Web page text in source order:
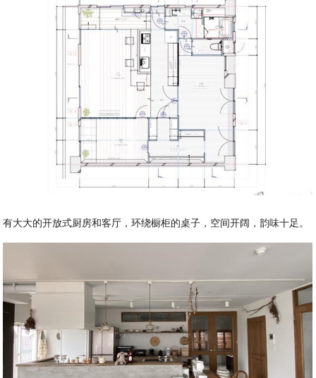
有大大的开放式厨房和客厅，环绕橱柜的桌子，空间开阔，韵味十足。